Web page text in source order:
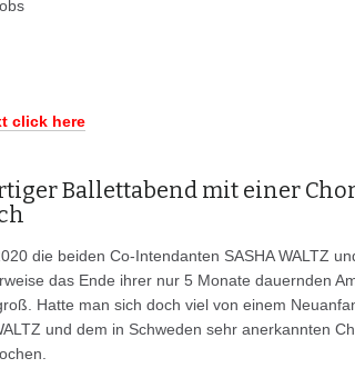
click here
Ballettabend mit einer
die beiden Co-Intendanten SASHA WALTZ
das Ende ihrer nur 5 Monate dauernden
Hatte man sich doch viel von einem
und dem in Schweden sehr anerkannten